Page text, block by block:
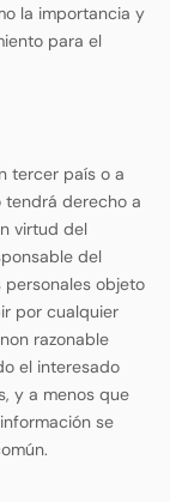
la importancia y
para el
tercer país o a
tendrá derecho a
virtud del
del
objeto
por cualquier
razonable
el interesado
y a menos que
se